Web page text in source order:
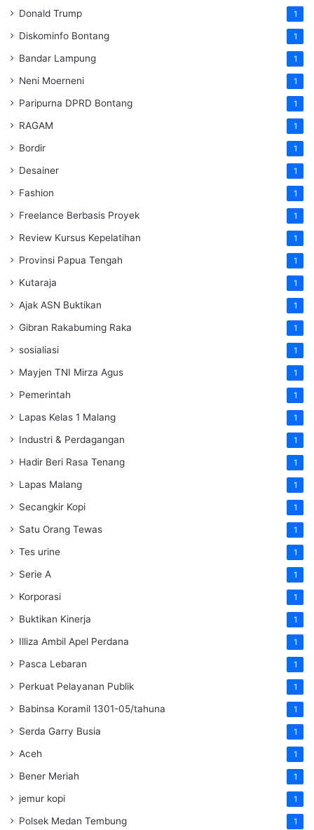
Donald Trump 1
Diskominfo Bontang 1
Bandar Lampung 1
Neni Moerneni 1
Paripurna DPRD Bontang 1
RAGAM 1
Bordir 1
Desainer 1
Fashion 1
Freelance Berbasis Proyek 1
Review Kursus Kepelatihan 1
Provinsi Papua Tengah 1
Kutaraja 1
Ajak ASN Buktikan 1
Gibran Rakabuming Raka 1
sosialiasi 1
Mayjen TNI Mirza Agus 1
Pemerintah 1
Lapas Kelas 1 Malang 1
Industri & Perdagangan 1
Hadir Beri Rasa Tenang 1
Lapas Malang 1
Secangkir Kopi 1
Satu Orang Tewas 1
Tes urine 1
Serie A 1
Korporasi 1
Buktikan Kinerja 1
Illiza Ambil Apel Perdana 1
Pasca Lebaran 1
Perkuat Pelayanan Publik 1
Babinsa Koramil 1301-05/tahuna 1
Serda Garry Busia 1
Aceh 1
Bener Meriah 1
jemur kopi 1
Polsek Medan Tembung 1